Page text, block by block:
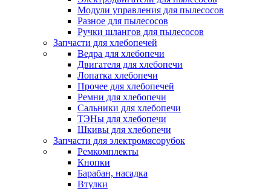
Модули управления для пылесосов
Разное для пылесосов
Ручки шлангов для пылесосов
Запчасти для хлебопечей
Ведра для хлебопечи
Двигателя для хлебопечи
Лопатка хлебопечи
Прочее для хлебопечей
Ремни для хлебопечи
Сальники для хлебопечи
ТЭНы для хлебопечи
Шкивы для хлебопечи
Запчасти для электромясорубок
Ремкомплекты
Кнопки
Барабан, насадка
Втулки